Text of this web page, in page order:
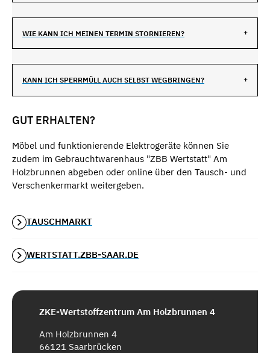
WIE KANN ICH MEINEN TERMIN STORNIEREN?
KANN ICH SPERRMÜLL AUCH SELBST WEGBRINGEN?
GUT ERHALTEN?
Möbel und funktionierende Elektrogeräte können Sie
zudem im Gebrauchtwarenhaus "ZBB Wertstatt" Am
Holzbrunnen abgeben oder online über den Tausch- und
Verschenkermarkt weitergeben.
TAUSCHMARKT
WERTSTATT.ZBB-SAAR.DE
ZKE-Wertstoffzentrum Am Holzbrunnen 4
Am Holzbrunnen 4
66121 Saarbrücken